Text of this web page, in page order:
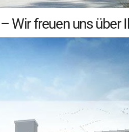
Wir freuen uns über